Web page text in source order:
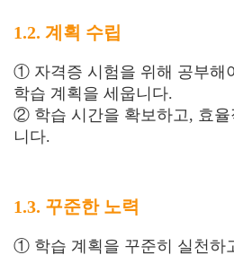
1.2. 계획 수립
① 자격증 시험을 위해 공부해
학습 계획을 세웁니다.
② 학습 시간을 확보하고, 효율
니다.
1.3. 꾸준한 노력
① 학습 계획을 꾸준히 실천하